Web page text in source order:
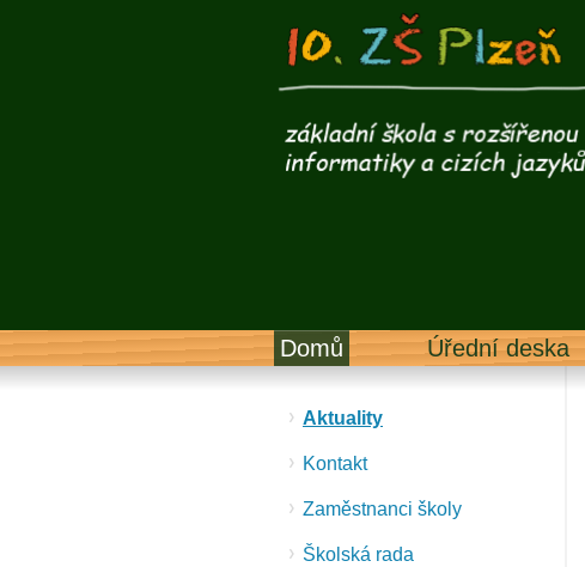
Domů Úřední deska
Aktuality
Kontakt
Zaměstnanci školy
Školská rada